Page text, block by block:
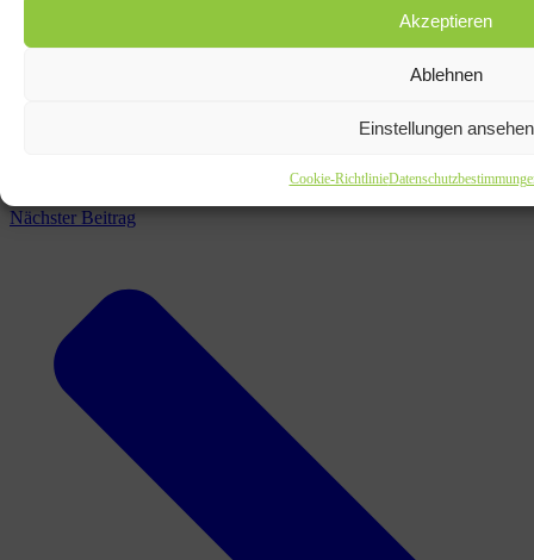
Akzeptieren
Ablehnen
Einstellungen ansehen
Cookie-Richtlinie
Die richtigen Schlüsse aus diesem Dämpfer ziehen!
Nächster Beitrag